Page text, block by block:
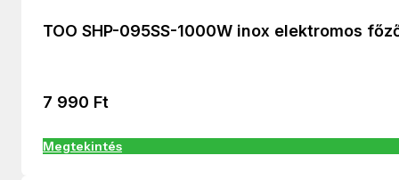
TOO SHP-095SS-1000W inox elektromos
7 990 Ft
Megtekintés